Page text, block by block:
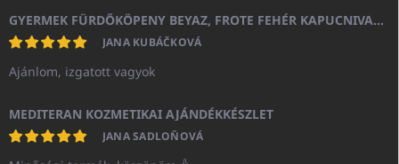
GYERMEK FÜRDŐKÖPENY BEYAZ, FROTE FEHÉR KAPUCNIVAL (400GR)
JANA KUBÁČKOVÁ
Ajánlom, izgatott vagyok
MEDITERAN KOZMETIKAI AJÁNDÉKKÉSZLET
JANA SADLOŇOVÁ